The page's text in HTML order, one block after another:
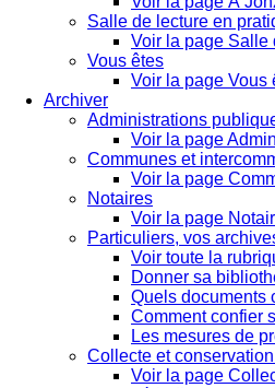
Salle de lecture en
Voir la page Salle
Vous êtes
Voir la page Vous
Archiver
Administrations
Voir la page
Communes et
Voir la page
Notaires
Voir la page
Particuliers, vos
Voir toute la
Donner sa
Quels documents
Comment confier
Les mesures de
Collecte et
Voir la page